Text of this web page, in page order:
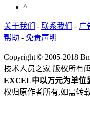
^
关于我们 - 联系我们 - 广
帮助 - 免责声明
Copyright © 2005-2018
技术人员之家 版权所有
EXCEL中以万元为单位
权归原作者所有,如需转